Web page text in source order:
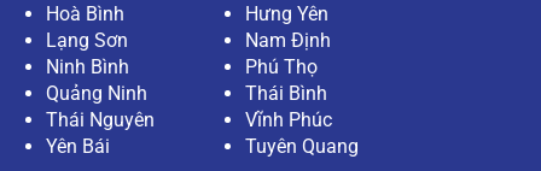
Hoà Bình
Hưng Yên
Lạng Sơn
Nam Định
Ninh Bình
Phú Thọ
Quảng Ninh
Thái Bình
Thái Nguyên
Vĩnh Phúc
Yên Bái
Tuyên Quang